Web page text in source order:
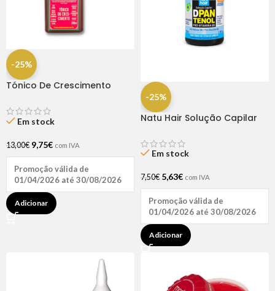
-25%
Tónico De Crescimento
Em stock
13,00€ 9,75€ com IVA
Promoção válida de
01/04/2026 até 30/08/2026
Adicionar
-25%
Natu Hair Solução Capilar
Em stock
7,50€ 5,63€ com IVA
Promoção válida de
01/04/2026 até 30/08/2026
Adicionar